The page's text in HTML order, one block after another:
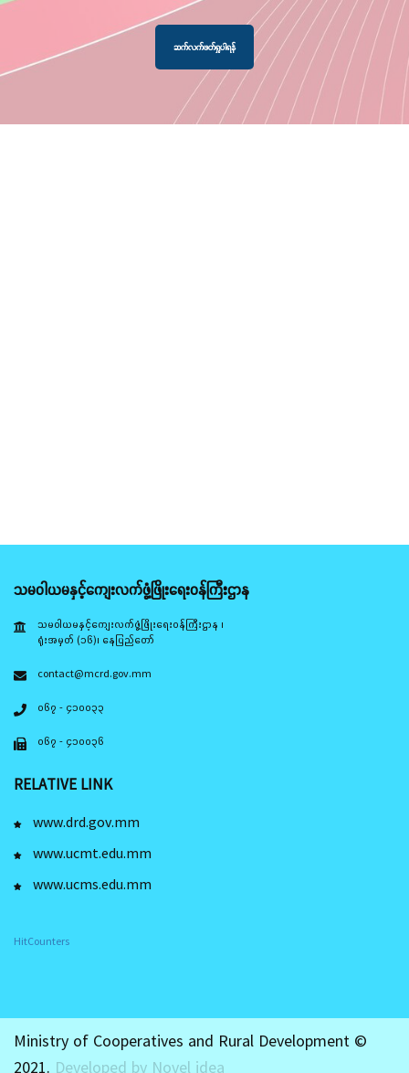
ဆက်လက်ဖတ်ရှုပါရန်
သမဝါယမနှင့်ကျေးလက်ဖွံ့ဖြိုးရေးဝန်ကြီးဌာန
သမဝါယမနှင့်ကျေးလက်ဖွံ့ဖြိုးရေးဝန်ကြီးဌာန ၊
ရုံးအမှတ် (၁၆)၊ နေပြည်တော်
contact@mcrd.gov.mm
၀၆၇ - ၄၁၀၀၃၃
၀၆၇ - ၄၁၀၀၃၆
RELATIVE LINK
www.drd.gov.mm
www.ucmt.edu.mm
www.ucms.edu.mm
HitCounters
Ministry of Cooperatives and Rural Development ©
2021. Developed by Novel idea